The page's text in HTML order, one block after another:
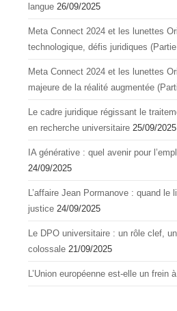
langue 26/09/2025
Meta Connect 2024 et les lunettes
technologique, défis juridiques
Meta Connect 2024 et les lunettes
majeure de la réalité augmentée
Le cadre juridique régissant le
en recherche universitaire 25/09/2025
IA générative : quel avenir pour
24/09/2025
L’affaire Jean Pormanove : quand le
justice 24/09/2025
Le DPO universitaire : un rôle clef,
colossale 21/09/2025
L’Union européenne est-elle un frein